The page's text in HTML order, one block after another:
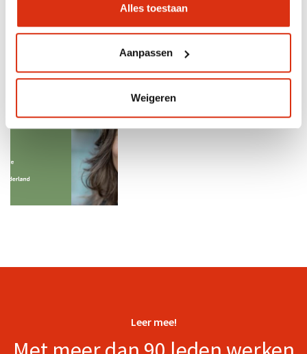
Alles toestaan
Aanpassen
Weigeren
11 jul 2026
Resourcegroepen:
herstellen doe je samen
Leer mee!